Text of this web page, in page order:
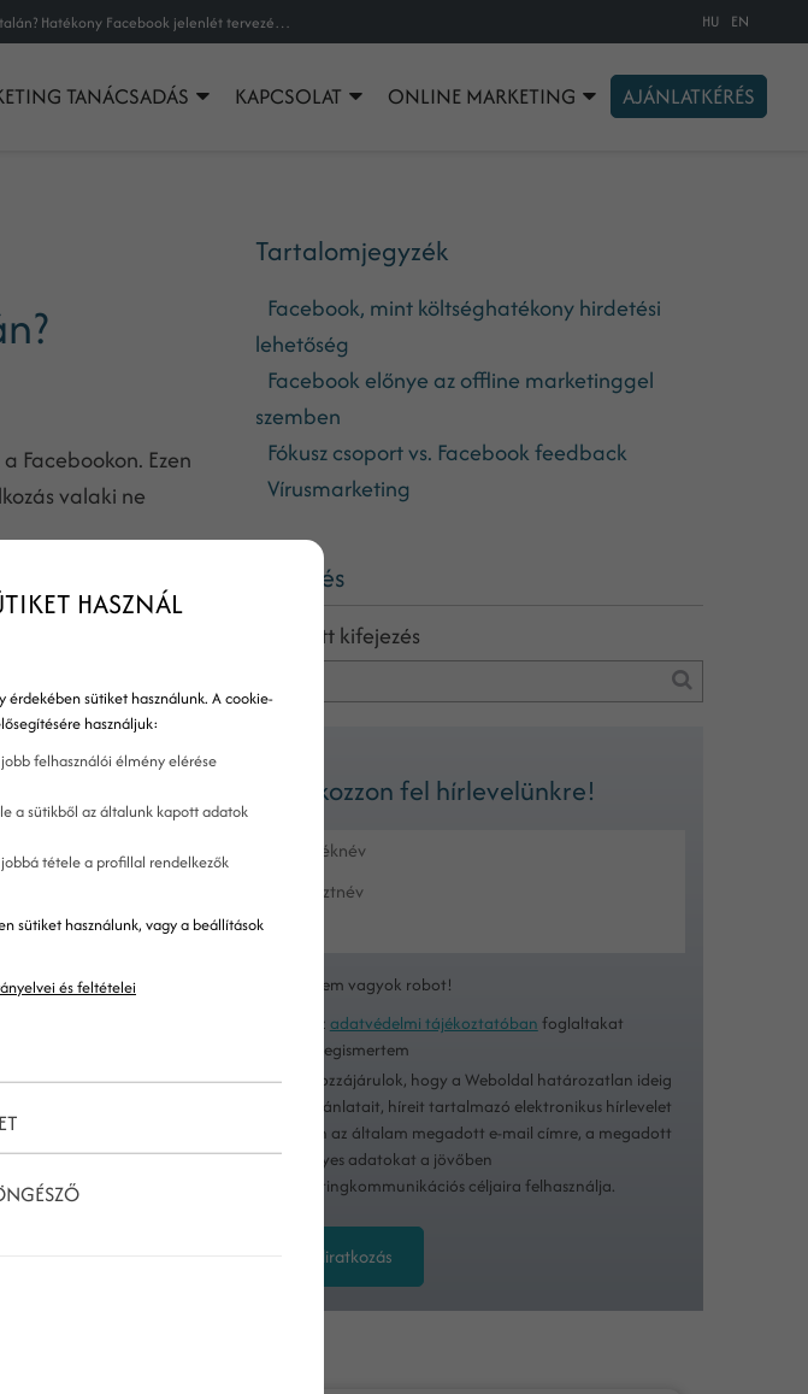
Mi az a Facebook? Kell nekem egyáltalán? Hatékony Facebook jelenlét tervezése a vállalkozások számára HU EN
TANÁCSADÁS KAPCSOLAT ONLINE MARKETING AJÁNLATKÉRÉS
Facebookon. Ezen
valaki ne
és legfontosabb az,
platformon találjuk
Tartalomjegyzék
Facebook, mint költséghatékony hirdetési
lehetőség
Facebook előnye az offline marketinggel
szemben
Fókusz csoport vs. Facebook feedback
Vírusmarketing
Keresés
Keresett kifejezés
Iratkozzon fel hírlevelünkre!
Nem vagyok robot!
Az adatvédelmi tájékoztatóban foglaltakat
megismertem
Hozzájárulok, hogy a Weboldal határozatlan ideig
ajánlatait, híreit tartalmazó elektronikus hírlevelet
küldjön az általam megadott e-mail címre, a megadott
személyes adatokat a jövőben
marketingkommunikációs céljaira felhasználja.
Feliratkozás
HASZNÁL
sütiket használunk. A cookie-
használjuk:
felhasználói élmény elérése
a sütikből az általunk kapott adatok
tétele a profillal rendelkezők
sütiket használunk, vagy a beállítások
és feltételei